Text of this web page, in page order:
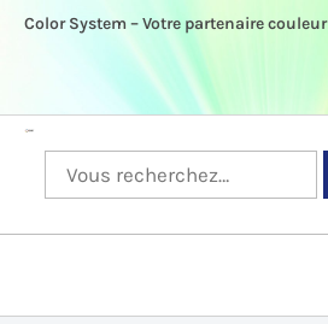
Color System – Votre partenaire couleur